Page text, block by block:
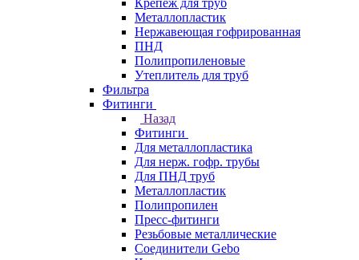
Крепёж для труб
Металлопластик
Нержавеющая гофрированная
ПНД
Полипропиленовые
Утеплитель для труб
Фильтра
Фитинги
Назад
Фитинги
Для металлопластика
Для нерж. гофр. трубы
Для ПНД труб
Металлопластик
Полипропилен
Пресс-фитинги
Резьбовые металлические
Соединители Gebo